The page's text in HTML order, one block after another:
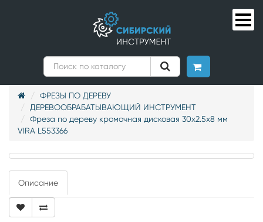
ФРЕЗЫ ПО ДЕРЕВУ
ДЕРЕВООБРАБАТЫВАЮЩИЙ ИНСТРУМЕНТ
Фреза по дереву кромочная дисковая 30х2.5х8 мм
VIRA L553366
Описание